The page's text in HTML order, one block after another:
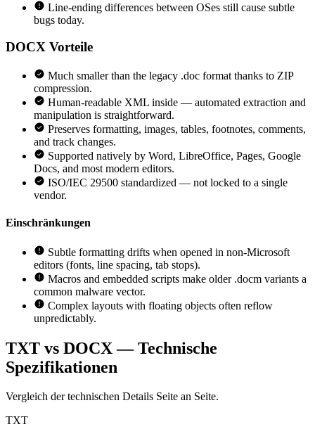
Line-ending differences between OSes still cause subtle
bugs today.
DOCX Vorteile
Much smaller than the legacy .doc format thanks to ZIP
compression.
Human-readable XML inside — automated extraction and
manipulation is straightforward.
Preserves formatting, images, tables, footnotes, comments,
and track changes.
Supported natively by Word, LibreOffice, Pages, Google
Docs, and most modern editors.
ISO/IEC 29500 standardized — not locked to a single
vendor.
Einschränkungen
Subtle formatting drifts when opened in non-Microsoft
editors (fonts, line spacing, tab stops).
Macros and embedded scripts make older .docm variants a
common malware vector.
Complex layouts with floating objects often reflow
unpredictably.
TXT vs DOCX — Technische
Spezifikationen
Vergleich der technischen Details Seite an Seite.
TXT